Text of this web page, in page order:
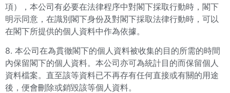
項），本公司有必要在法律程序中對閣下採取行動時，閣下
明示同意，在識別閣下身份及對閣下採取法律行動時，可以
在閣下所提供的個人資料中作為依據。
8. 本公司在為貫徹閣下的個人資料被收集的目的所需的時間
內保留閣下的個人資料。本公司亦可為統計目的而保留個人
資料檔案。直至該等資料已不再存有任何直接或有關的用途
後，便會刪除或銷毀該等個人資料。